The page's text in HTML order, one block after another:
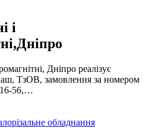
і
Дніпро реалізує
ТзОВ, замовлення за номером
16-56,…
обладнання